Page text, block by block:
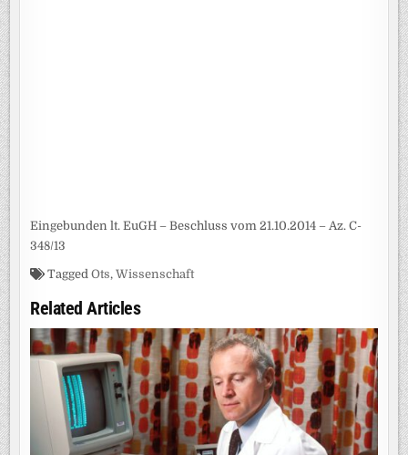
Eingebunden lt. EuGH – Beschluss vom 21.10.2014 – Az. C-
348/13
TaggedOts,Wissenschaft
Related Articles